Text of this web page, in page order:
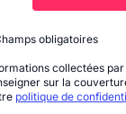
obligatoires
collectées
sur la
politique de